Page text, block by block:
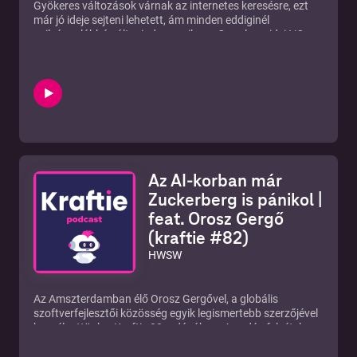
Gyökeres változások várnak az internetes keresésre, ezt
már jó ideje sejteni lehetett, ám minden eddiginél
nyilvánvalóbbá vált mindez, amikor a Google az idei I/O
kérdést, például kapásból azt, hogy mi lesz a sorsa annak a
bizonyos tíz kék linknek az első keresőoldalon, melyek
körébe korábban mindenki minden webhelyüzemeltető
százmilliárd dollárnyi bevételt termelni? Papp Gábor a The
Pitchtől segít nekünk értelmezni a változtatások súlyát,
kicsit kivesézzük a témát, hogy érthető legyen azok
számára is, akik nem napi szinten foglalkoznak
keresőoptimalizálással. Az adásban elhangzott cikkek,
videók, tartalmak a Discord csatornánkon érhetők el, ahol
még beszélgetni is tudsz velünk, illetve a többi hallgatóval.
SoundCloudon, a Spotify-on, az Apple Podcasten, a
YouTube csatornánkon, és immár YouTube Music-on is.
Az AI-korban már
Zuckerberg is pánikol |
feat. Orosz Gergő
(kraftie #82)
HWSW
Az Amszterdamban élő Orosz Gergővel, a globális
szoftverfejlesztői közösség egyik legismertebb szerzőjével
beszélgettünk a Kraftie 82. adásában. Az adás felvétele